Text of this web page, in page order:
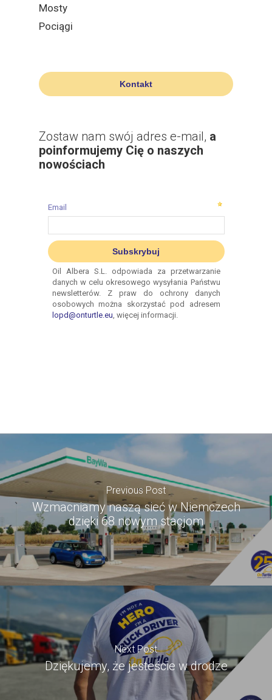
Mosty
Pociągi
Kontakt
Zostaw nam swój adres e-mail, a
poinformujemy Cię o naszych
nowościach
Previous Post
Wzmacniamy naszą sieć w Niemczech
dzięki 68 nowym stacjom
Next Post
Dziękujemy, że jesteście w drodze